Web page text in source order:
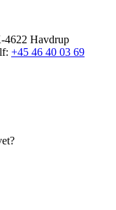
4622 Havdrup
+45 46 40 03 69